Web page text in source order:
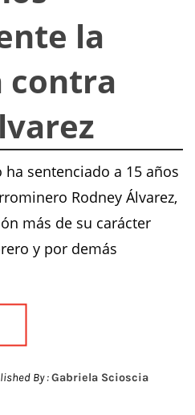
la
contra
sentenciado a 15 años
Rodney Álvarez,
más de su carácter
y por demás
By :Gabriela Scioscia